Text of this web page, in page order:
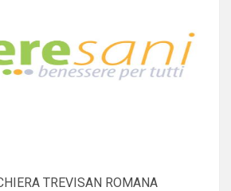
TREVISAN ROMANA